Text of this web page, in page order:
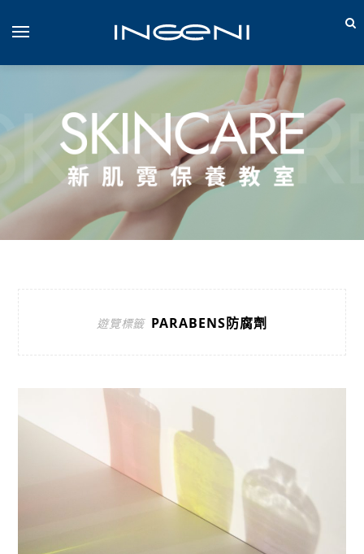
遊覽標籤 PARABENS防腐劑